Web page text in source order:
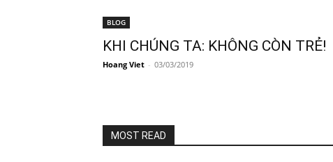
BLOG
KHI CHÚNG TA: KHÔNG CÒN TRẺ!
Hoang Viet - 03/03/2019
MOST READ